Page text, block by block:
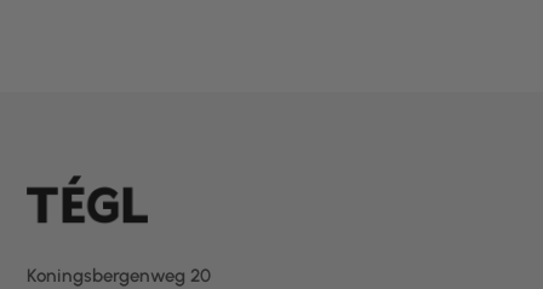
Koningsbergenweg 20